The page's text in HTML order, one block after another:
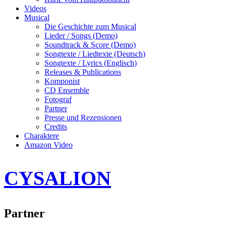
Videos
Musical
Die Geschichte zum Musical
Lieder / Songs (Demo)
Soundtrack & Score (Demo)
Songtexte / Liedtexte (Deutsch)
Songtexte / Lyrics (Englisch)
Releases & Publications
Komponist
CD Ensemble
Fotograf
Partner
Presse und Rezensionen
Credits
Charaktere
Amazon Video
CYSALION
Partner